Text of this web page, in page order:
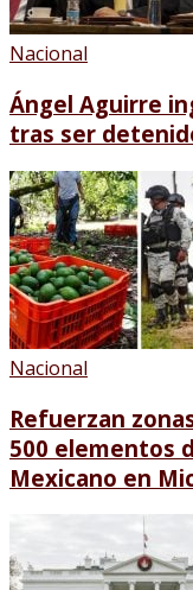
Nacional
Ángel Aguirre
tras ser
Nacional
Refuerzan
500 elementos
Mexicano en